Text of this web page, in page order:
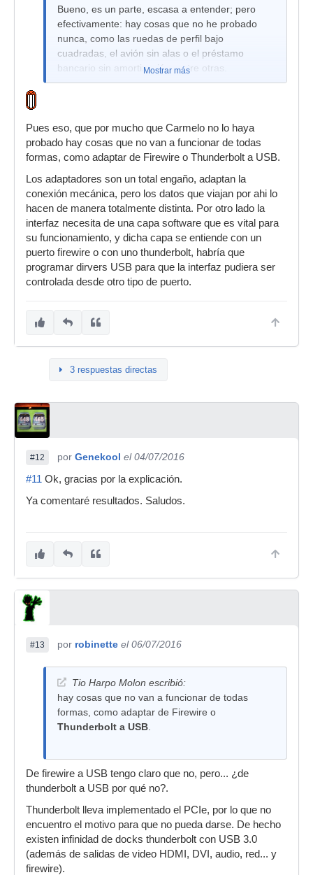
Bueno, es un parte, escasa a entender; pero
efectivamente: hay cosas que no he probado
nunca, como las ruedas de perfil bajo
cuadradas, el avión sin alas o el préstamo
bancario sin amortización, entre otras.
Mostrar más
Pues eso, que por mucho que Carmelo no lo haya
probado hay cosas que no van a funcionar de todas
formas, como adaptar de Firewire o Thunderbolt a USB.
Los adaptadores son un total engaño, adaptan la
conexión mecánica, pero los datos que viajan por ahi lo
hacen de manera totalmente distinta. Por otro lado la
interfaz necesita de una capa software que es vital para
su funcionamiento, y dicha capa se entiende con un
puerto firewire o con uno thunderbolt, habría que
programar dirvers USB para que la interfaz pudiera ser
controlada desde otro tipo de puerto.
3 respuestas directas
#12 por Genekool el 04/07/2016
#11 Ok, gracias por la explicación.
Ya comentaré resultados. Saludos.
#13 por robinette el 06/07/2016
Tio Harpo Molon escribió:
hay cosas que no van a funcionar de todas
formas, como adaptar de Firewire o
Thunderbolt a USB
De firewire a USB tengo claro que no, pero... ¿de
thunderbolt a USB por qué no?.
Thunderbolt lleva implementado el PCIe, por lo que no
encuentro el motivo para que no pueda darse. De hecho
existen infinidad de docks thunderbolt con USB 3.0
(además de salidas de video HDMI, DVI, audio, red... y
firewire).